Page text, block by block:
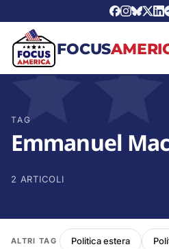
FOCUS
TAG
Emmanuel
2 ARTICOLI
ALTRI TAG Politica estera